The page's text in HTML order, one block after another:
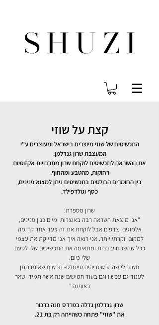
קצת על שוזי
התכשיטים של שוזי מיוצרים בישראל ומעוצבים ע"י
המעצבת שרון גנדלמן.
את ההשראה לתכשיטים לוקחת שרון מתרבויות אקזוטיות
רחוקות, מהטבע ומהחוף.
בין החומרים הבולטים בתכשיטים ניתן למצוא פנינים,
כסף וגולדפילד.
שרון מספרת:
"אני מוצאת השראה רבה באוצרות ימיים כגון פנינים,
אלמוגים וצדפים אבל לוקחת את זה צעד אחד קדימה
למקום יוקרתי יותר. אני רואה איך אני מדייקת את עצמי
ככל שהשנים עוברות ומתאימה את התכשיטים שלי לטעם
שלי כיום.
חשוב לי שהתכשיט יהיה טיימלס- תכשיט שאותו ניתן
לענוד גם עכשיו וגם בעוד חמישים שנה אשר תמיד ישאר
באופנה."
שרון גנדלמן גדלה בפרדס חנה כרכור
את "שוזי" פתחה כשהייתה רק בת 21.